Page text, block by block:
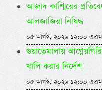
আজাদ কাশ্মিরের
আলজাজিরা নিষিদ্ধ
০৫ আগস্ট, ২০২৬ ১২:০০ এএম,
গুয়াতেমালায়
খালি করার নির্দেশ
০৫ আগস্ট, ২০২৬ ১২:০০